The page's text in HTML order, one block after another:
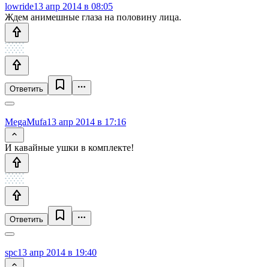
lowride13 апр 2014 в 08:05
Ждем анимешные глаза на половину лица.
Ответить
MegaMufa13 апр 2014 в 17:16
И кавайные ушки в комплекте!
Ответить
spc13 апр 2014 в 19:40